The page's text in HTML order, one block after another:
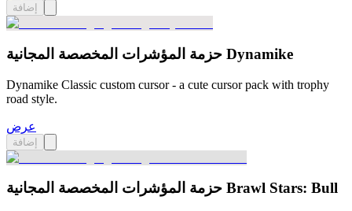
إضافة
حزمة المؤشرات المخصصة المجانية Dynamike
Dynamike Classic custom cursor - a cute cursor pack with trophy
road style.
عرض
إضافة
حزمة المؤشرات المخصصة المجانية Brawl Stars: Bull